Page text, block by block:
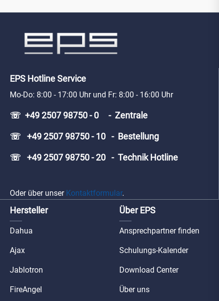
EPS Hotline Service
Mo-Do: 8:00 - 17:00 Uhr und Fr: 8:00 - 16:00 Uhr
☏ +49 2507 98750 - 0 - Zentrale
☏ +49 2507 98750 - 10 - Bestellung
☏ +49 2507 98750 - 20 - Technik Hotline
Oder über unser Kontaktformular.
Hersteller
Dahua
Ajax
Jablotron
FireAngel
Über EPS
Ansprechpartner finden
Schulungs-Kalender
Download Center
Über uns